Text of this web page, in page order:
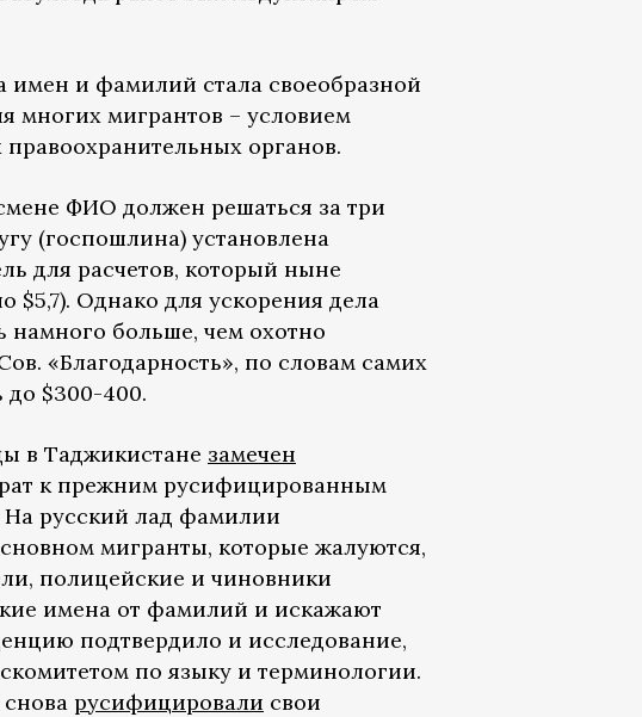
и фамилий стала своеобразной
многих мигрантов – условием
правоохранительных органов.
ФИО должен решаться за три
(госпошлина) установлена
для расчетов, который ныне
$5,7). Однако для ускорения дела
намного больше, чем охотно
«Благодарность», по словам самих
до $300-400.
в Таджикистане замечен
к прежним русифицированным
русский лад фамилии
мигранты, которые жалуются,
полицейские и чиновники
имена от фамилий и искажают
подтвердило и исследование,
по языку и терминологии.
русифицировали свои